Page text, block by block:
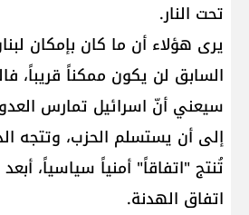
تحت النار.
يرى هؤلاء أن ما كان بإمكان
السابق لن يكون ممكناً قريباً،
سيعني أنّ اسرائيل تمارس
إلى أن يستسلم الحزب، وتتجه
تُنتج "اتفاقاً" أمنياً سياسياً،
اتفاق الهدنة.